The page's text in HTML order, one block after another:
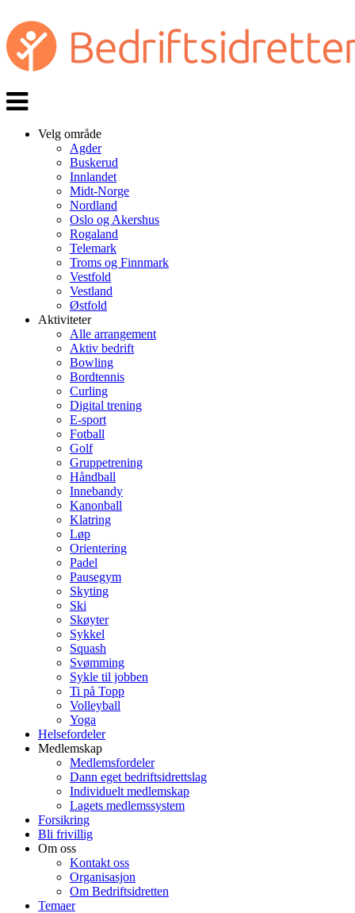
Veksle
navigasjon
Velg område
Agder
Buskerud
Innlandet
Midt-Norge
Nordland
Oslo og Akershus
Rogaland
Telemark
Troms og Finnmark
Vestfold
Vestland
Østfold
Aktiviteter
Alle arrangement
Aktiv bedrift
Bowling
Bordtennis
Curling
Digital trening
E-sport
Fotball
Golf
Gruppetrening
Håndball
Innebandy
Kanonball
Klatring
Løp
Orientering
Padel
Pausegym
Skyting
Ski
Skøyter
Sykkel
Squash
Svømming
Sykle til jobben
Ti på Topp
Volleyball
Yoga
Helsefordeler
Medlemskap
Medlemsfordeler
Dann eget bedriftsidrettslag
Individuelt medlemskap
Lagets medlemssystem
Forsikring
Bli frivillig
Om oss
Kontakt oss
Organisasjon
Om Bedriftsidretten
Temaer